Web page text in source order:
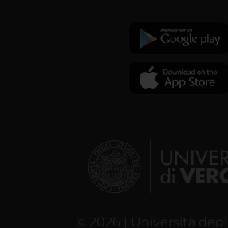
© 2026 | Università